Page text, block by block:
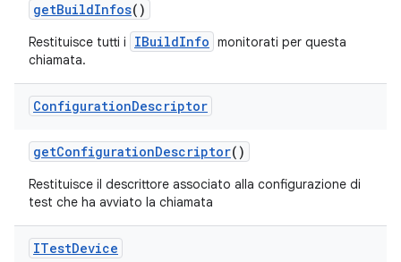
getBuildInfos()
Restituisce tutti i IBuildInfo monitorati per questa
chiamata.
ConfigurationDescriptor
getConfigurationDescriptor()
Restituisce il descrittore associato alla configurazione di
test che ha avviato la chiamata
ITestDevice